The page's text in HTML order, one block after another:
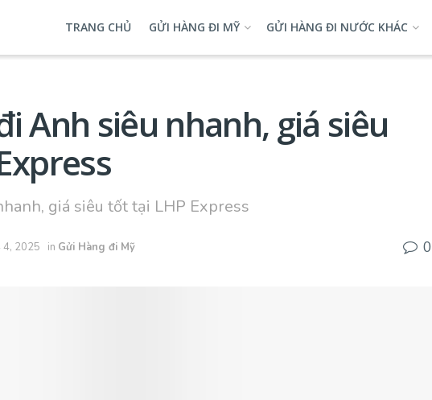
TRANG CHỦ GỬI HÀNG ĐI MỸ GỬI HÀNG ĐI NƯỚC KHÁC
Anh siêu nhanh, giá siêu
giá siêu tốt tại LHP Express
4, 2025 in Gửi Hàng đi Mỹ 0